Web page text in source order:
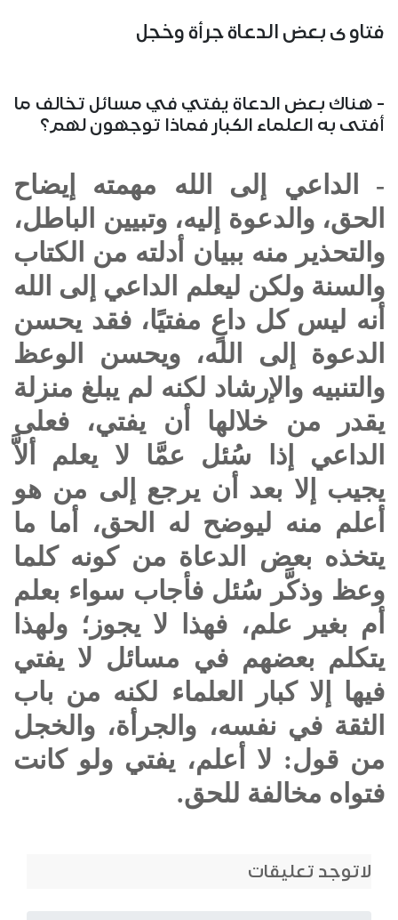
فتاوى بعض الدعاة جرأة وخجل
- هناك بعض الدعاة يفتي في مسائل تخالف ما
أفتى به العلماء الكبار فماذا توجهون لهم؟
- الداعي إلى الله مهمته إيضاح
الحق، والدعوة إليه، وتبيين الباطل،
والتحذير منه ببيان أدلته من الكتاب
والسنة ولكن ليعلم الداعي إلى الله
أنه ليس كل داعٍ مفتيًا، فقد يحسن
الدعوة إلى الله، ويحسن الوعظ
والتنبيه والإرشاد لكنه لم يبلغ منزلة
يقدر من خلالها أن يفتي، فعلى
الداعي إذا سُئل عمَّا لا يعلم ألاَّ
يجيب إلا بعد أن يرجع إلى من هو
أعلم منه ليوضح له الحق، أما ما
يتخذه بعض الدعاة من كونه كلما
وعظ وذكَّر سُئل فأجاب سواء بعلم
أم بغير علم، فهذا لا يجوز؛ ولهذا
يتكلم بعضهم في مسائل لا يفتي
فيها إلا كبار العلماء لكنه من باب
الثقة في نفسه، والجرأة، والخجل
من قول: لا أعلم، يفتي ولو كانت
فتواه مخالفة للحق.
لاتوجد تعليقات